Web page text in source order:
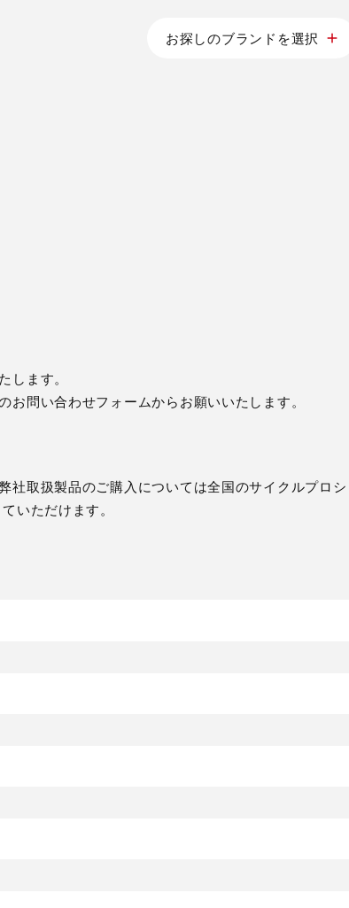
お探しのブランドを選択
します。
問い合わせフォームからお願いいたします。
取扱製品のご購入については全国のサイクルプロ
いただけます。